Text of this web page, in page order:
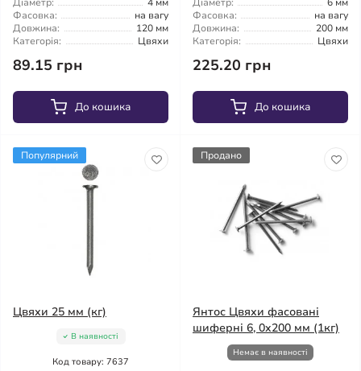
Фасовка:
на вагу
Довжина:
120 мм
Категорія:
Цвяхи
89.15 грн
До кошика
Фасовка:
на вагу
Довжина:
200 мм
Категорія:
Цвяхи
225.20 грн
До кошика
Популярний
Цвяхи 25 мм (кг)
В наявності
Код товару: 7637
Продано
Янтос Цвяхи фасовані
шиферні 6, 0x200 мм (1кг)
Немає в наявності